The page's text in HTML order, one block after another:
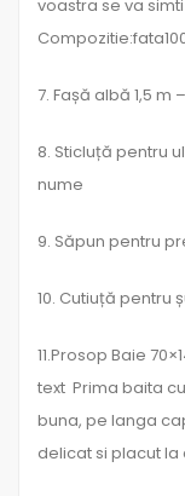
voastra se va
7. Fașă albă 1,5
8. Sticluță pentru
nume
9. Săpun pentru
10. Cutiuță pentru
11.Prosop Baie
text Prima baita
buna, pe langa
delicat si placut la